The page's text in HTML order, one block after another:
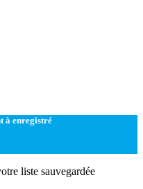
à enregistré
liste sauvegardée